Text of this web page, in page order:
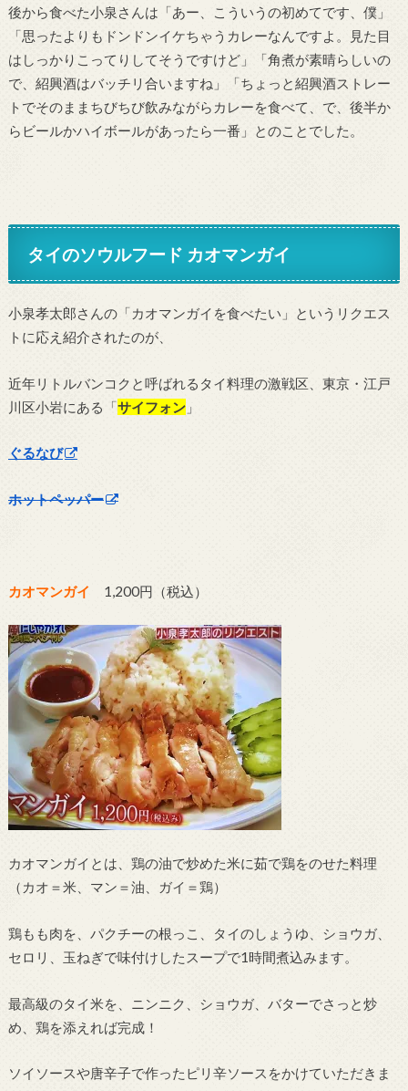
後から食べた小泉さんは「あー、こういうの初めてです、僕」
「思ったよりもドンドンイケちゃうカレーなんですよ。見た目
はしっかりこってりしてそうですけど」「角煮が素晴らしいの
で、紹興酒はバッチリ合いますね」「ちょっと紹興酒ストレー
トでそのままちびちび飲みながらカレーを食べて、で、後半か
らビールかハイボールがあったら一番」とのことでした。
タイのソウルフード カオマンガイ
小泉孝太郎さんの「カオマンガイを食べたい」というリクエス
トに応え紹介されたのが、
近年リトルバンコクと呼ばれるタイ料理の激戦区、東京・江戸
川区小岩にある「サイフォン」
ぐるなび
ホットペッパー
カオマンガイ 1,200円（税込）
カオマンガイとは、鶏の油で炒めた米に茹で鶏をのせた料理
（カオ＝米、マン＝油、ガイ＝鶏）
鶏もも肉を、パクチーの根っこ、タイのしょうゆ、ショウガ、
セロリ、玉ねぎで味付けしたスープで1時間煮込みます。
最高級のタイ米を、ニンニク、ショウガ、バターでさっと炒
め、鶏を添えれば完成！
ソイソースや唐辛子で作ったピリ辛ソースをかけていただきま